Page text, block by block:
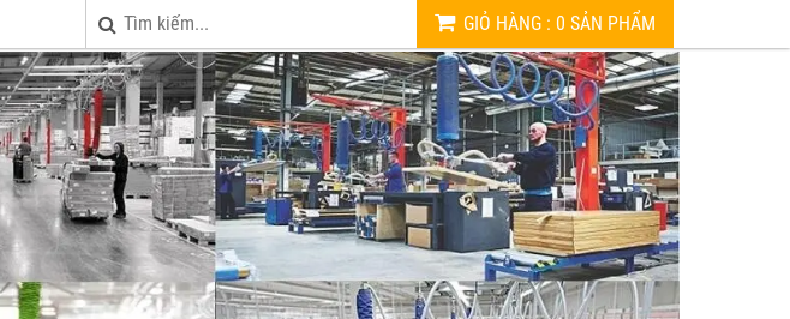
GIỎ HÀNG : 0 SẢN PHẨM